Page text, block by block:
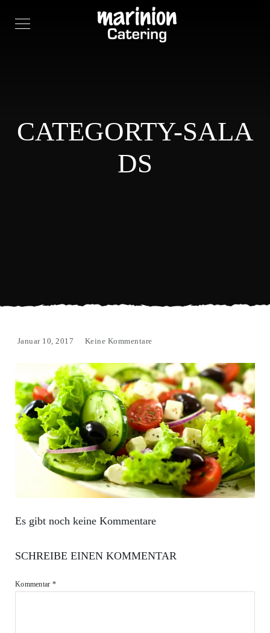
CATEGORTY-SALA
DS
Januar 10, 2017 Keine Kommentare
Es gibt noch keine Kommentare
SCHREIBE EINEN KOMMENTAR
Kommentar *